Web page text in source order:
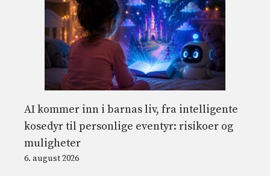
AI kommer inn i barnas liv, fra intelligente
kosedyr til personlige eventyr: risikoer og
muligheter
6. august 2026